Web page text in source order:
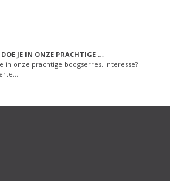
JE IN ONZE PRACHTIGE …
in onze prachtige boogserres. Interesse?